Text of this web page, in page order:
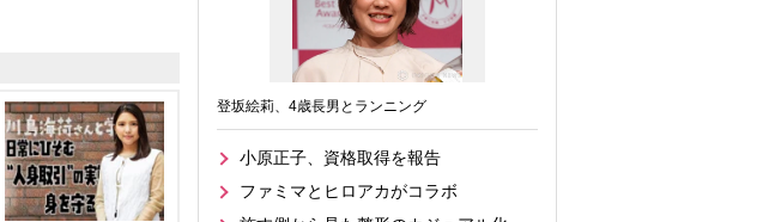
登坂絵莉、4歳長男とランニング
小原正子、資格取得を報告
ファミマとヒロアカがコラボ